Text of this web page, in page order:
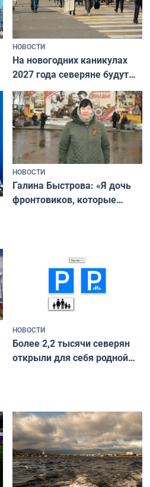
НОВОСТИ
На новогодних каникулах
2027 года северяне будут
отдыхать 11 дней
НОВОСТИ
Галина Быстрова: «Я дочь
фронтовиков, которые
НОВОСТИ
Более 2,2 тысячи северян
открыли для себя родной